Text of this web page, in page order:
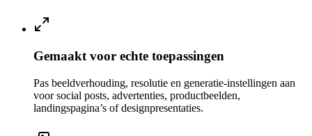
Gemaakt voor echte toepassingen
Pas beeldverhouding, resolutie en generatie-instellingen aan
voor social posts, advertenties, productbeelden,
landingspagina’s of designpresentaties.